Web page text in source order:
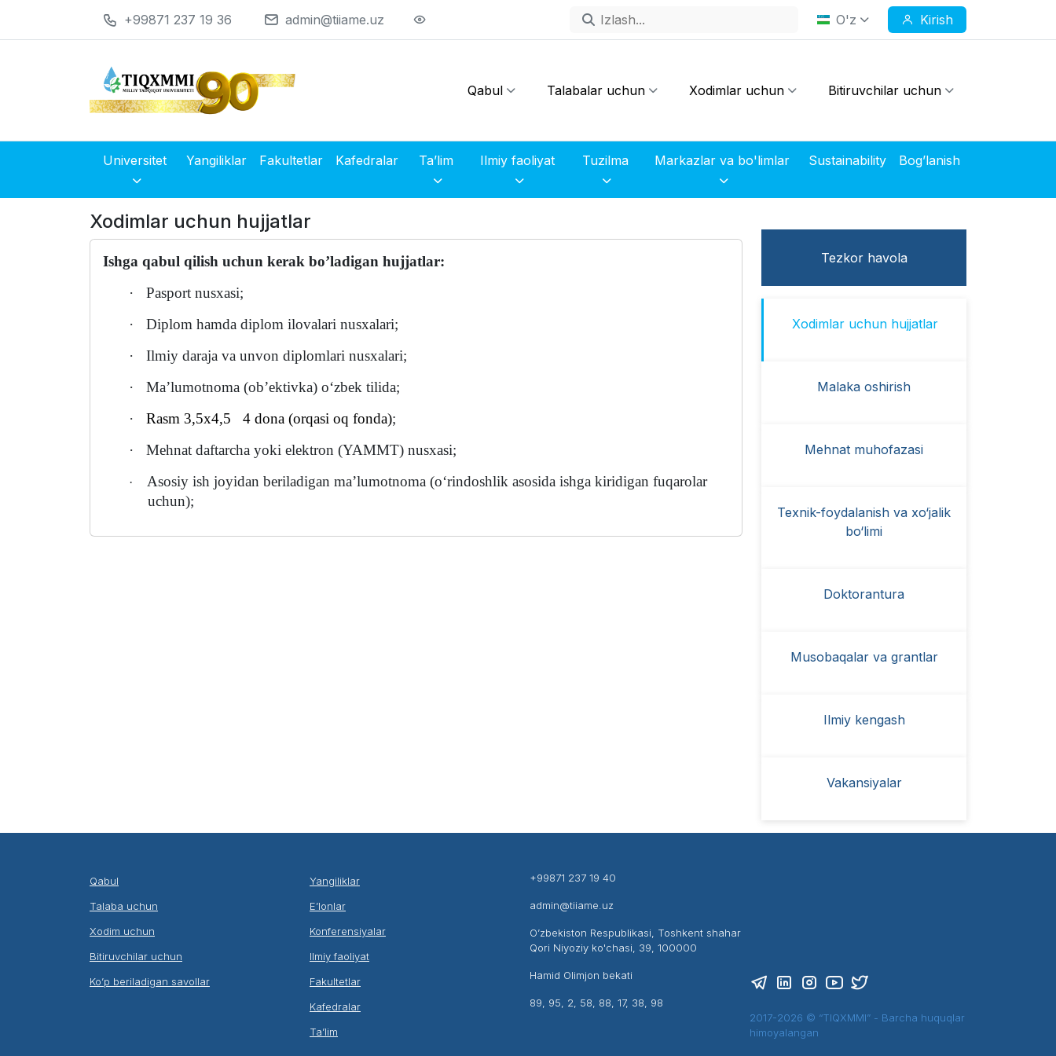
+99871 237 19 36 admin@tiiame.uz O'z Kirish
Qabul Talabalar uchun Xodimlar uchun Bitiruvchilar uchun
Yangiliklar Fakultetlar Kafedralar Ta’lim Tuzilma Markazlar va bo'limlar Sustainability Bog’lanish
Xodimlar uchun hujjatlar
Ishga qabul qilish uchun kerak bo’ladigan hujjatlar:
·
Pasport nusxasi;
·
Diplom hamda diplom ilovalari nusxalari;
·
Ilmiy daraja va unvon diplomlari nusxalari;
·
Ma’lumotnoma (ob’ektivka) o‘zbek tilida;
·
Rasm 3,5x4,5 4 dona (orqasi oq fonda);
·
Mehnat daftarcha yoki elektron (YAMMT) nusxasi;
·
Asosiy ish joyidan beriladigan ma’lumotnoma (o‘rindoshlik asosida ishga kiridigan fuqarolar
uchun);
Tezkor havola
Xodimlar uchun hujjatlar
Malaka oshirish
Mehnat muhofazasi
Texnik-foydalanish va xo‘jalik
bo‘limi
Doktorantura
Musobaqalar va grantlar
Ilmiy kengash
Vakansiyalar
Qabul
Talaba uchun
Xodim uchun
Bitiruvchilar uchun
Ko’p beriladigan savollar
Yangiliklar
E’lonlar
Konferensiyalar
Ilmiy faoliyat
Fakultetlar
Kafedralar
Ta’lim
+99871 237 19 40
admin@tiiame.uz
O’zbekiston Respublikasi, Toshkent shahar
Qori Niyoziy ko'chasi, 39, 100000
Hamid Olimjon bekati
89, 95, 2, 58, 88, 17, 38, 98
2017-2026 © “TIQXMMI” - Barcha huquqlar
himoyalangan